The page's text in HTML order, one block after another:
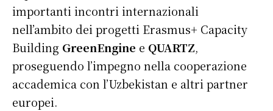
importanti incontri internazionali
nell’ambito dei progetti Erasmus+ Capacity
Building GreenEngine e QUARTZ,
proseguendo l’impegno nella cooperazione
accademica con l’Uzbekistan e altri partner
europei.